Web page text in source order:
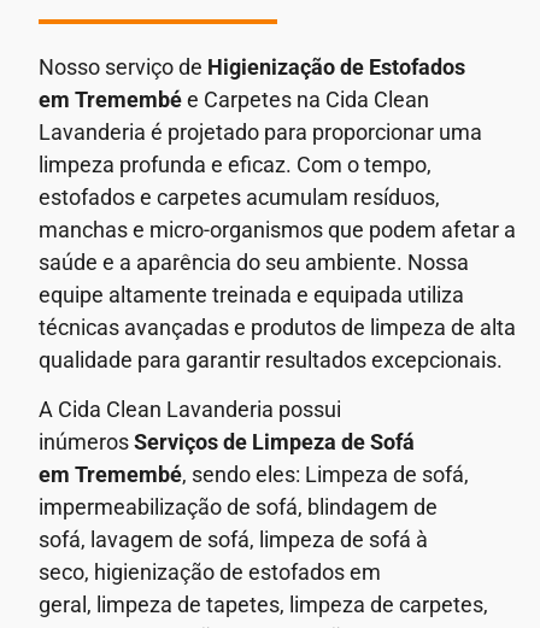
Nosso serviço de Higienização de Estofados
em Tremembée Carpetes na Cida Clean
Lavanderia é projetado para proporcionar uma
limpeza profunda e eficaz. Com o tempo,
estofados e carpetes acumulam resíduos,
manchas e micro-organismos que podem afetar a
saúde e a aparência do seu ambiente. Nossa
equipe altamente treinada e equipada utiliza
técnicas avançadas e produtos de limpeza de alta
qualidade para garantir resultados excepcionais.
A Cida Clean Lavanderia possui
inúmerosServiços de Limpeza de Sofá
em Tremembé, sendo eles: Limpeza de sofá,
impermeabilização de sofá, blindagem de
sofá, lavagem de sofá, limpeza de sofá à
seco, higienização de estofados em
geral, limpeza de tapetes, limpeza de carpetes,